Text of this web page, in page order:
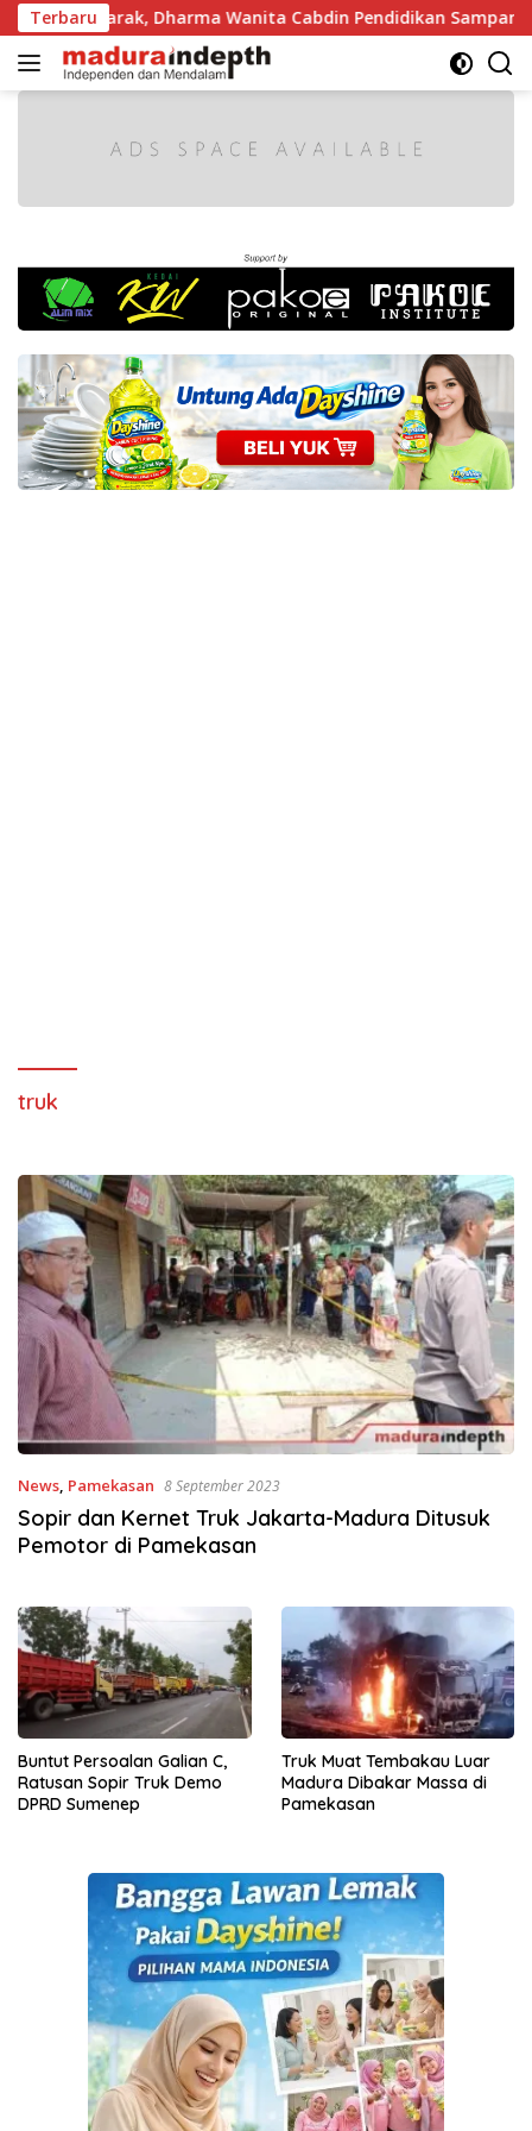
Langsung
ke
konten
TerbaruDharma Wanita Cabdin Pendidikan Sampang Adu
truk
News, Pamekasan 8 September 2023
Sopir dan Kernet Truk Jakarta-Madura Ditusuk
Pemotor di Pamekasan
Buntut Persoalan Galian C,
Ratusan Sopir Truk Demo
DPRD Sumenep
Truk Muat Tembakau Luar
Madura Dibakar Massa di
Pamekasan